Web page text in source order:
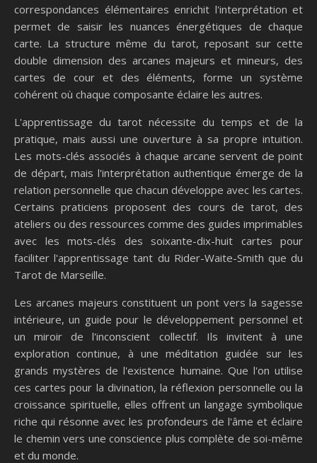
correspondances élémentaires enrichit l'interprétation et
permet de saisir les nuances énergétiques de chaque
carte. La structure même du tarot, reposant sur cette
double dimension des arcanes majeurs et mineurs, des
cartes de cour et des éléments, forme un système
cohérent où chaque composante éclaire les autres.
L'apprentissage du tarot nécessite du temps et de la
pratique, mais aussi une ouverture à sa propre intuition.
Les mots-clés associés à chaque arcane servent de point
de départ, mais l'interprétation authentique émerge de la
relation personnelle que chacun développe avec les cartes.
Certains praticiens proposent des cours de tarot, des
ateliers ou des ressources comme des guides imprimables
avec les mots-clés des soixante-dix-huit cartes pour
faciliter l'apprentissage tant du Rider-Waite-Smith que du
Tarot de Marseille.
Les arcanes majeurs constituent un pont vers la sagesse
intérieure, un guide pour le développement personnel et
un miroir de l'inconscient collectif. Ils invitent à une
exploration continue, à une méditation guidée sur les
grands mystères de l'existence humaine. Que l'on utilise
ces cartes pour la divination, la réflexion personnelle ou la
croissance spirituelle, elles offrent un langage symbolique
riche qui résonne avec les profondeurs de l'âme et éclaire
le chemin vers une conscience plus complète de soi-même
et du monde.